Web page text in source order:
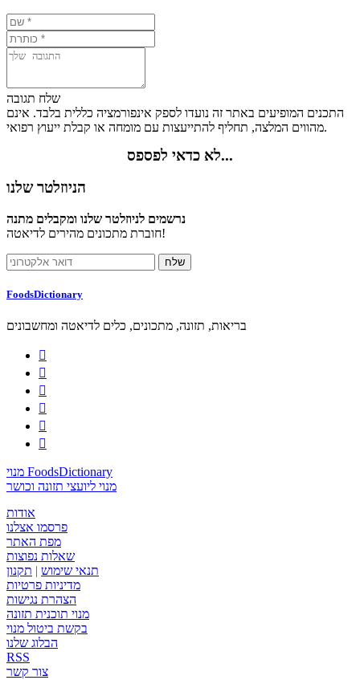
שלח תגובה
התכנים המופיעים באתר זה נועדו לספק אינפורמציה כללית בלבד. אינם
מהווים המלצה, תחליף להתייעצות עם מומחה או קבלת ייעוץ רפואי.
לא כדאי לפספס...
הניוזלטר שלנו
נרשמים לניוזלטר שלנו ומקבלים מתנה
חוברת מתכונים מהירים לדיאטה!
FoodsDictionary
בריאות, תזונה, מתכונים, כלים לדיאטה ומחשבונים






מנוי FoodsDictionary
מנוי ליועצי תזונה וכושר
אודות
פרסמו אצלנו
מפת האתר
שאלות נפוצות
תנאי שימוש | תקנון
מדיניות פרטיות
הצהרת נגישות
מנוי תוכנית תזונה
בקשת ביטול מנוי
הבלוג שלנו
RSS
צור קשר